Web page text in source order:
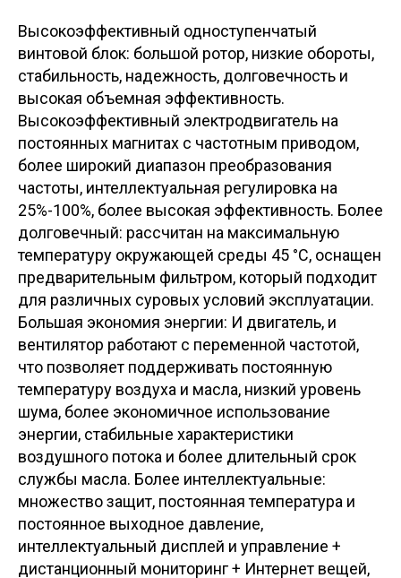
Высокоэффективный одноступенчатый
винтовой блок: большой ротор, низкие обороты,
стабильность, надежность, долговечность и
высокая объемная эффективность.
Высокоэффективный электродвигатель на
постоянных магнитах с частотным приводом,
более широкий диапазон преобразования
частоты, интеллектуальная регулировка на
25%-100%, более высокая эффективность. Более
долговечный: рассчитан на максимальную
температуру окружающей среды 45 °C, оснащен
предварительным фильтром, который подходит
для различных суровых условий эксплуатации.
Большая экономия энергии: И двигатель, и
вентилятор работают с переменной частотой,
что позволяет поддерживать постоянную
температуру воздуха и масла, низкий уровень
шума, более экономичное использование
энергии, стабильные характеристики
воздушного потока и более длительный срок
службы масла. Более интеллектуальные:
множество защит, постоянная температура и
постоянное выходное давление,
интеллектуальный дисплей и управление +
дистанционный мониторинг + Интернет вещей,